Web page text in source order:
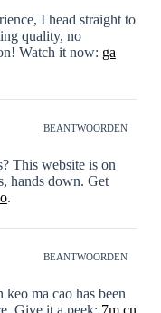
I head straight to
quality, no
Watch it now: ga
BEANTWOORDEN
This website is on
hands down. Get
.
BEANTWOORDEN
ma cao has been
Give it a peek: 7m.cn